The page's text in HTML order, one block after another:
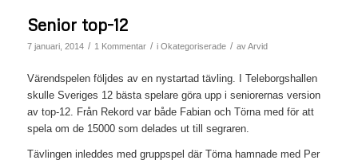
Senior top-12
7 januari, 2014 / 1 Kommentar / i Okategoriserade / avArvid
Värendspelen följdes av en nystartad tävling. I Teleborgshallen
skulle Sveriges 12 bästa spelare göra upp i seniorernas version
av top-12. Från Rekord var både Fabian och Törna med för att
spela om de 15000 som delades ut till segraren.
Tävlingen inleddes med gruppspel där Törna hamnade med Per